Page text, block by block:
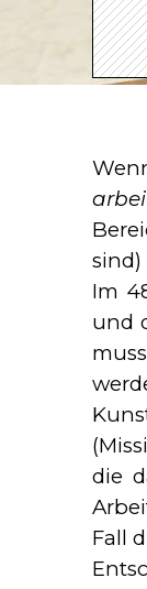
Im
und
die
Fall